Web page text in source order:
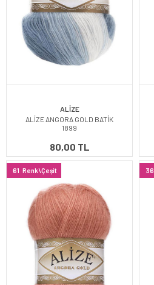
ALİZE
ALİZE ANGORA GOLD BATİK
1899
80,00 TL
61 Renk\Çeşit 36